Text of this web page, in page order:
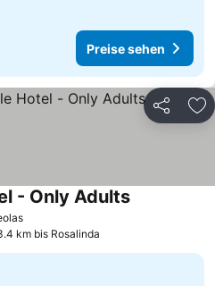
Preise sehen
Teilen
- Only Adults
km bis Rosalinda